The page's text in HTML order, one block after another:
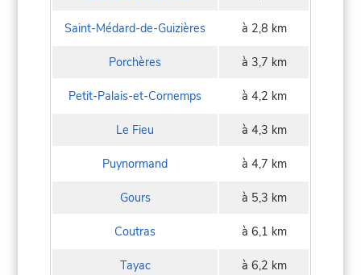
Saint-Médard-de-Guizières à 2,8 km
Porchères à 3,7 km
Petit-Palais-et-Cornemps à 4,2 km
Le Fieu à 4,3 km
Puynormand à 4,7 km
Gours à 5,3 km
Coutras à 6,1 km
Tayac à 6,2 km